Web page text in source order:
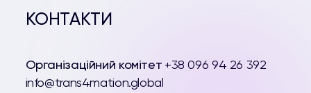
КОНТАКТИ
Організаційний комітет +38 096 94 26 392
info@trans4mation.global